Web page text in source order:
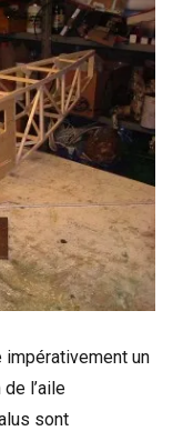
impérativement un
l’aile
sont